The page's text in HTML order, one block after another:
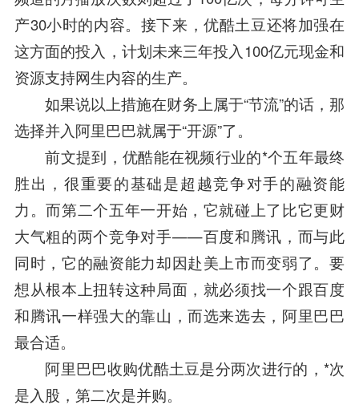
产30小时的内容。接下来，优酷土豆还将加强在
这方面的投入，计划未来三年投入100亿元现金和
资源支持网生内容的生产。
如果说以上措施在财务上属于“节流”的话，那
选择并入阿里巴巴就属于“开源”了。
前文提到，优酷能在视频行业的*个五年最终
胜出，很重要的基础是超越竞争对手的融资能
力。而第二个五年一开始，它就碰上了比它更财
大气粗的两个竞争对手——百度和腾讯，而与此
同时，它的融资能力却因赴美上市而变弱了。要
想从根本上扭转这种局面，就必须找一个跟百度
和腾讯一样强大的靠山，而选来选去，阿里巴巴
最合适。
阿里巴巴收购优酷土豆是分两次进行的，*次
是入股，第二次是并购。